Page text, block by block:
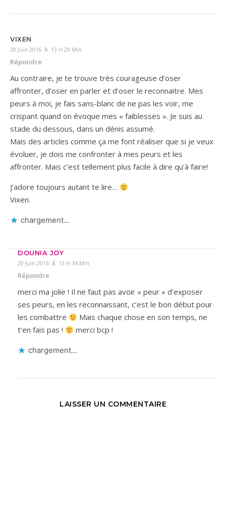
VIXEN
20 Juin 2016 À 13 H 29 Min
Répondre
Au contraire, je te trouve très courageuse d’oser
affronter, d’oser en parler et d’oser le reconnaitre. Mes
peurs à moi, je fais sans-blanc de ne pas les voir, me
crispant quand on évoque mes « faiblesses ». Je suis au
stade du dessous, dans un dénis assumé.
Mais des articles comme ça me font réaliser que si je veux
évoluer, je dois me confronter à mes peurs et les
affronter. Mais c’est tellement plus facile à dire qu’à faire!
J’adore toujours autant te lire…
Vixen.
chargement…
DOUNIA JOY
20 Juin 2016 À 13 H 34 Min
Répondre
merci ma jolie ! Il ne faut pas avoir « peur » d’exposer
ses peurs, en les reconnaissant, c’est le bon début pour
les combattre
Mais chaque chose en son temps, ne
t’en fais pas !
merci bcp !
chargement…
LAISSER UN COMMENTAIRE